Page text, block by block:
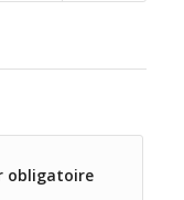
obligatoire